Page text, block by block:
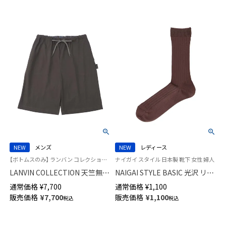
NEW
メンズ
【ボトムスのみ】 ランバン コレクション 半ズボン 男性 部屋着 紳士 ラウンジウェア
LANVIN COLLECTION 天竺無地
アロハ 5分丈 ハーフパンツ 【M L
サイズ】 スウェットパンツ ラウ
ンジウェア メンズ 54466012
通常価格 ¥7,700
販売価格 ¥7,700税込
NEW
レディース
ナイガイ スタイル 日本製 靴下 女性 婦人
NAIGAI STYLE BASIC 光沢 リブ
クルー丈 レディース ソックス
日本製 03097220
通常価格 ¥1,100
販売価格 ¥1,100税込